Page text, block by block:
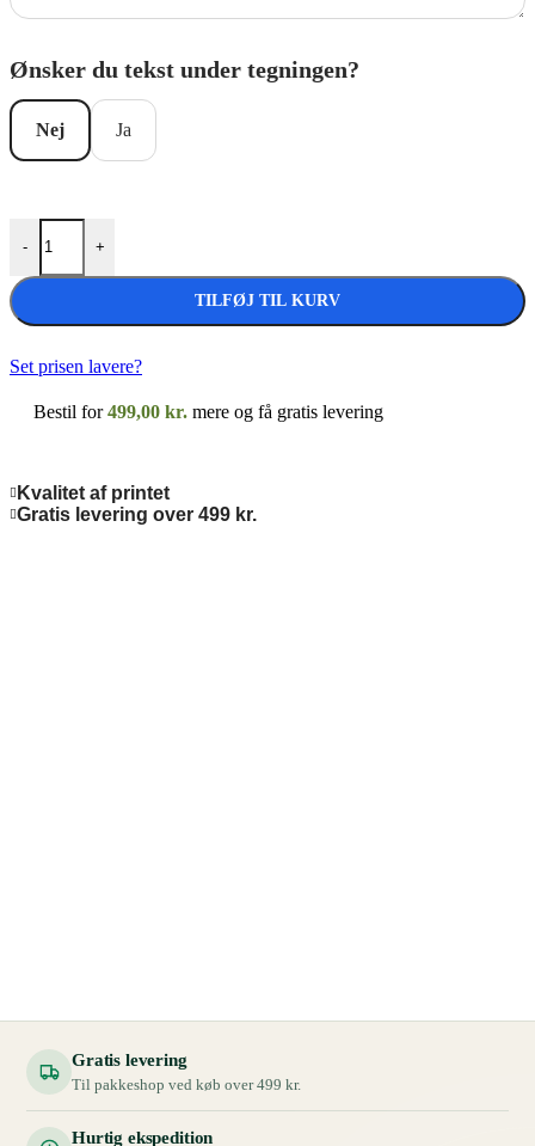
Ønsker du tekst under tegningen?
Nej Ja
-
Golfbolde med joystick antal
+
TILFØJ TIL KURV
Set prisen lavere?
Bestil for499,00 kr. mere og få gratis levering
Kvalitet af printet
Gratis levering over 499 kr.
Gratis levering
Til pakkeshop ved køb over 499 kr.
Hurtig ekspedition